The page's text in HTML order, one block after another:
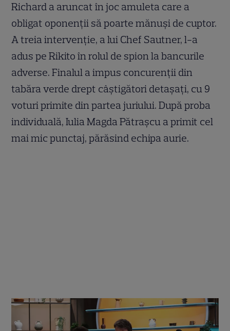
Richard a aruncat în joc amuleta care a
obligat oponenții să poarte mănuși de cuptor.
A treia intervenție, a lui Chef Sautner, l-a
adus pe Rikito în rolul de spion la bancurile
adverse. Finalul a impus concurenții din
tabăra verde drept câștigători detașați, cu 9
voturi primite din partea juriului. După proba
individuală, Iulia Magda Pătrașcu a primit cel
mai mic punctaj, părăsind echipa aurie.